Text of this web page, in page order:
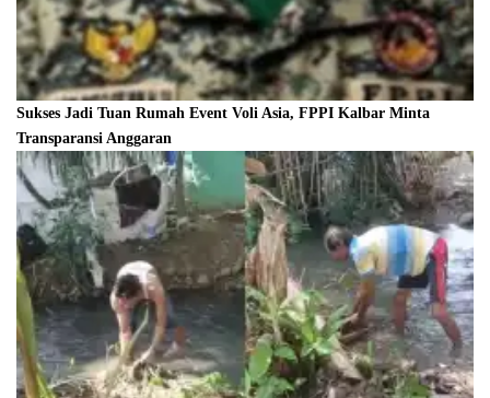
Sukses Jadi Tuan Rumah Event Voli Asia, FPPI Kalbar Minta
Transparansi Anggaran